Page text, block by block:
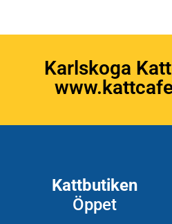
Karlskoga
Kattbutiken
Öppet